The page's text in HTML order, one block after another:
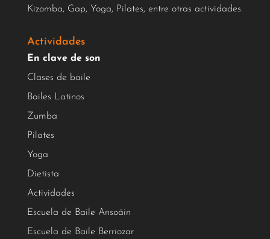
Kizomba, Gap, Yoga, Pilates, entre otras actividades.
Actividades
En clave de son
Clases de baile
Bailes Latinos
Zumba
Pilates
Yoga
Dietista
Actividades
Escuela de Baile Ansoáin
Escuela de Baile Berriozar